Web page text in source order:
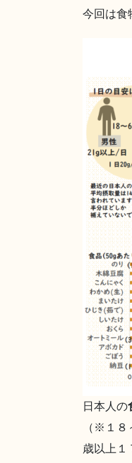
今回は食
日本人の
（※１
歳以上１